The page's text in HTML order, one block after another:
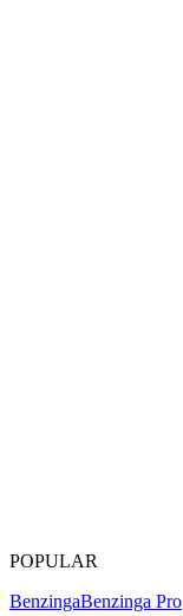
POPULAR
BenzingaBenzinga Pro